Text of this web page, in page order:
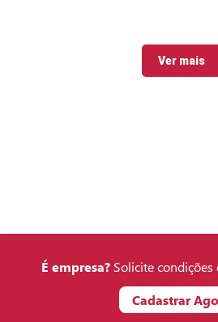
Ver mais
É empresa?Solicite condições
Cadastrar